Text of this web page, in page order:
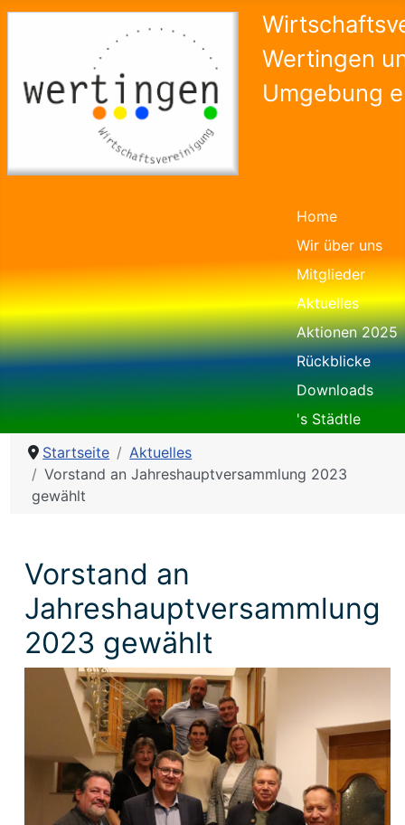
Wertingen
Umgebung
Home
Wir über uns
Mitglieder
Aktuelles
Aktionen 2025
Rückblicke
Downloads
's Städtle
Startseite
Aktuelles
Vorstand an Jahreshauptversammlung 2023
gewählt
Vorstand an
Jahreshauptversammlung
2023 gewählt